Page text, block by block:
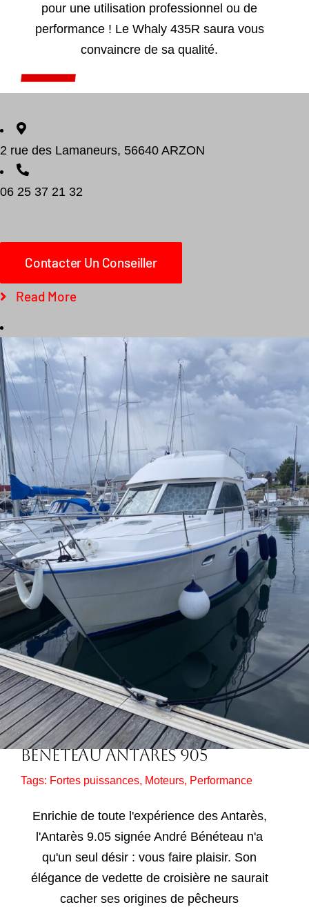
pour une utilisation professionnel ou de
performance ! Le Whaly 435R saura vous
convaincre de sa qualité.
2 rue des Lamaneurs, 56640 ARZON
06 25 37 21 32
Contacter Un Conseiller
Read More
BENETEAU ANTARES 905
Tags: Fortes puissances, Moteurs, Performance
Enrichie de toute l'expérience des Antarès,
l'Antarès 9.05 signée André Bénéteau n'a
qu'un seul désir : vous faire plaisir. Son
élégance de vedette de croisière ne saurait
cacher ses origines de pêcheurs